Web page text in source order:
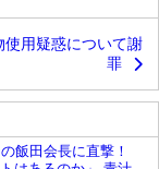
用疑惑について謝
罪
飯田会長に直撃！